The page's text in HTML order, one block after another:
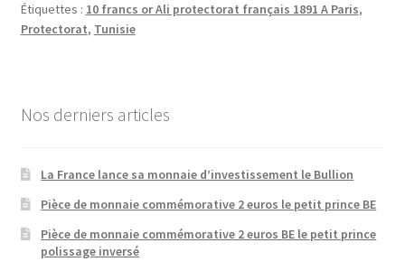
Étiquettes : 10 francs or Ali protectorat français 1891 A Paris,
Protectorat, Tunisie
Nos derniers articles
La France lance sa monnaie d’investissement le Bullion
Pièce de monnaie commémorative 2 euros le petit prince BE
Pièce de monnaie commémorative 2 euros BE le petit prince
polissage inversé